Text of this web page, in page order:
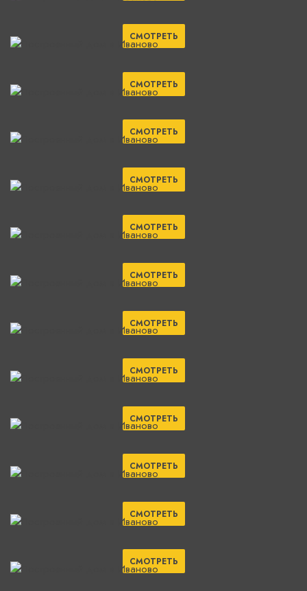
СМОТРЕТЬ
СМОТРЕТЬ
СМОТРЕТЬ
СМОТРЕТЬ
СМОТРЕТЬ
СМОТРЕТЬ
СМОТРЕТЬ
СМОТРЕТЬ
СМОТРЕТЬ
СМОТРЕТЬ
СМОТРЕТЬ
СМОТРЕТЬ